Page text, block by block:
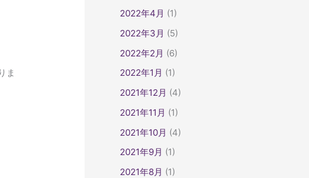
ま
2022年4月 (1)
2022年3月 (5)
2022年2月 (6)
2022年1月 (1)
2021年12月 (4)
2021年11月 (1)
2021年10月 (4)
2021年9月 (1)
2021年8月 (1)